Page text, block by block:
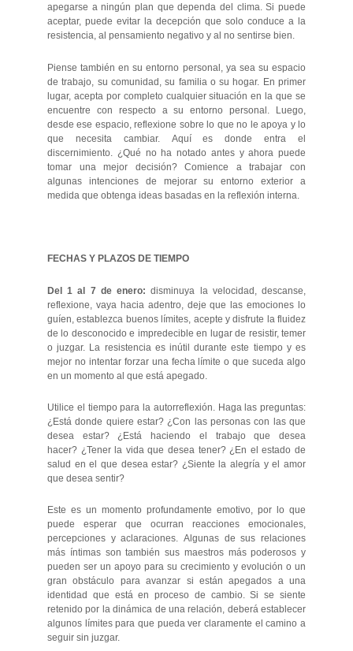
apegarse a ningún plan que dependa del clima. Si puede
aceptar, puede evitar la decepción que solo conduce a la
resistencia, al pensamiento negativo y al no sentirse bien.
Piense también en su entorno personal, ya sea su espacio
de trabajo, su comunidad, su familia o su hogar. En primer
lugar, acepta por completo cualquier situación en la que se
encuentre con respecto a su entorno personal. Luego,
desde ese espacio, reflexione sobre lo que no le apoya y lo
que necesita cambiar. Aquí es donde entra el
discernimiento. ¿Qué no ha notado antes y ahora puede
tomar una mejor decisión? Comience a trabajar con
algunas intenciones de mejorar su entorno exterior a
medida que obtenga ideas basadas en la reflexión interna.
FECHAS Y PLAZOS DE TIEMPO
Del 1 al 7 de enero: disminuya la velocidad, descanse,
reflexione, vaya hacia adentro, deje que las emociones lo
guíen, establezca buenos límites, acepte y disfrute la fluidez
de lo desconocido e impredecible en lugar de resistir, temer
o juzgar. La resistencia es inútil durante este tiempo y es
mejor no intentar forzar una fecha límite o que suceda algo
en un momento al que está apegado.
Utilice el tiempo para la autorreflexión. Haga las preguntas:
¿Está donde quiere estar? ¿Con las personas con las que
desea estar? ¿Está haciendo el trabajo que desea
hacer? ¿Tener la vida que desea tener? ¿En el estado de
salud en el que desea estar? ¿Siente la alegría y el amor
que desea sentir?
Este es un momento profundamente emotivo, por lo que
puede esperar que ocurran reacciones emocionales,
percepciones y aclaraciones. Algunas de sus relaciones
más íntimas son también sus maestros más poderosos y
pueden ser un apoyo para su crecimiento y evolución o un
gran obstáculo para avanzar si están apegados a una
identidad que está en proceso de cambio. Si se siente
retenido por la dinámica de una relación, deberá establecer
algunos límites para que pueda ver claramente el camino a
seguir sin juzgar.